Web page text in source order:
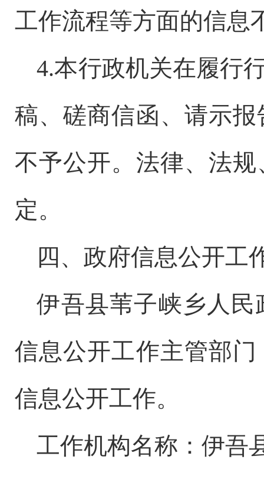
工作流程等方面的信息
4.本行政机关在履行
稿、磋商信函、请示
不予公开。法律、法
定。
四、政府信息公开工
伊吾县苇子峡乡人
信息公开工作主管部
信息公开工作。
工作机构名称：伊吾